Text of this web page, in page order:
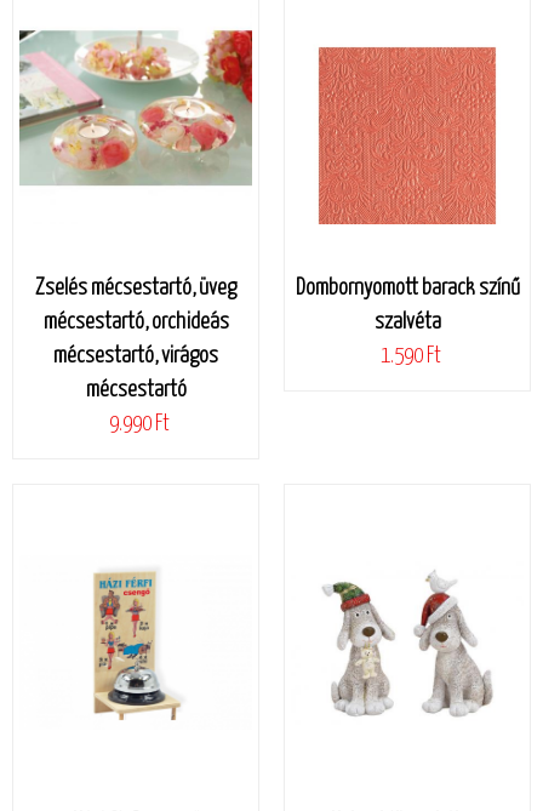
Zselés mécsestartó, üveg
mécsestartó, orchideás
mécsestartó, virágos
mécsestartó
9.990 Ft
Dombornyomott barack színű
szalvéta
1.590 Ft